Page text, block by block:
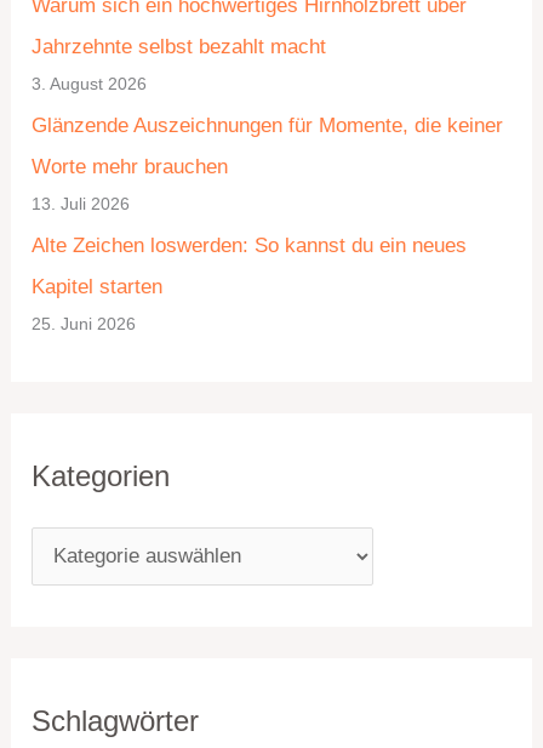
Warum sich ein hochwertiges Hirnholzbrett über
Jahrzehnte selbst bezahlt macht
3. August 2026
Glänzende Auszeichnungen für Momente, die keiner
Worte mehr brauchen
13. Juli 2026
Alte Zeichen loswerden: So kannst du ein neues
Kapitel starten
25. Juni 2026
Kategorien
e
g
o
r
i
Schlagwörter
h
i
v